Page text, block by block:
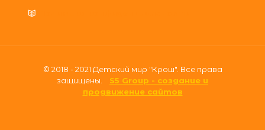
© 2018 - 2021 Детский мир "Крош". Все права
защищены. S5 Group - создание и
продвижение сайтов